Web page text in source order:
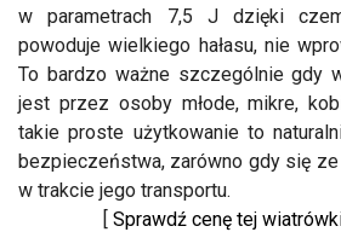
w parametrach 7,5 J dzięki
powoduje wielkiego hałasu, nie
To bardzo ważne szczególnie gdy
jest przez osoby młode, mikre,
takie proste użytkowanie to
bezpieczeństwa, zarówno gdy się
w trakcie jego transportu.
[ Sprawdź cenę tej